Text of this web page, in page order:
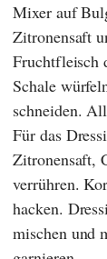
Mixer auf
Zitronensaft
Fruchtfleisch
Schale
schneiden.
Für das
Zitronensaft,
verrühren.
hacken.
mischen und